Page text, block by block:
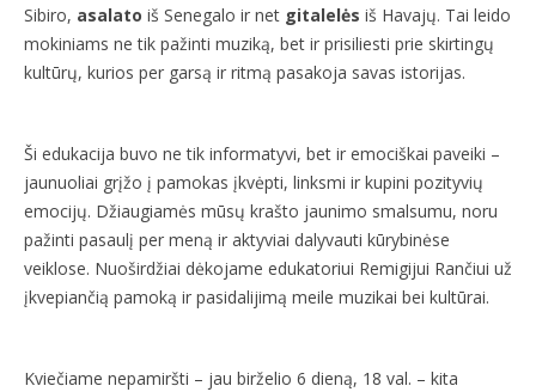
Sibiro, asalato iš Senegalo ir net gitalelės iš Havajų. Tai leido
mokiniams ne tik pažinti muziką, bet ir prisiliesti prie skirtingų
kultūrų, kurios per garsą ir ritmą pasakoja savas istorijas.
Ši edukacija buvo ne tik informatyvi, bet ir emociškai paveiki –
jaunuoliai grįžo į pamokas įkvėpti, linksmi ir kupini pozityvių
emocijų. Džiaugiamės mūsų krašto jaunimo smalsumu, noru
pažinti pasaulį per meną ir aktyviai dalyvauti kūrybinėse
veiklose. Nuoširdžiai dėkojame edukatoriui Remigijui Rančiui už
įkvepiančią pamoką ir pasidalijimą meile muzikai bei kultūrai.
Kviečiame nepamiršti – jau birželio 6 dieną, 18 val. – kita